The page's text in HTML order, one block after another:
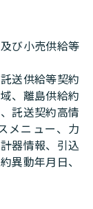
び小売供給等
送供給等契約
、離島供給約
託送契約高情
メニュー、力
器情報、引込
異動年月日、